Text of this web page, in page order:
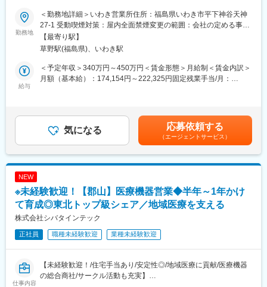
■同社の魅力：
・医薬品、医療機器、事務用品等をそれぞれ取り扱う専業商社が
多い中で、同社は薬以外の病院における「すべて」を提案する総
合力を強みとして、どのような形でお客様のお役に立てるのかを
大の目標としています。扱う商材も幅広く、お客様の課題やニー
ズに沿ったご提案が可能です。
変更の範囲：会社の定める業務
■業務概要：
東北地方にて医療用品の販売を行っている同社にて、医療機関の
医師・看護師などの方々に向けて、医療機器の提案・販売を行い
ます。
はじめはマスク、注射針、ガーゼなどの消耗品からスタートし、
将来的には新病院の立ち上げタイミングや大型の医療機器の導入
のタイミングでMRIなどの提案も行って頂きます。地域の医療に
医療現場向けのメディカル事業部、臨床検査部門向けのクリニカ
ル部門、開業医向けの営業部門のいずれかに配属可能性がありま
・入社時の導入研修に加え、3か月～最大1年程度は先輩に同行し
OJTで営業先、納品先、商材を覚えていただきます。その間は営
業目標がつかない育成期間となり、仕事を覚えることに集中でき
・メーカー営業の方と同行や勉強会等で製品について覚えていた
・医療福祉・科学機器の総合商社として扱う商材は多種にわたり
ますので、商品や使い方の知識を自発的に習得する必要がありま
勤務地
＜勤務地詳細＞いわき営業所住所：福島県いわき市平下神谷天神
27-1 受動喫煙対策：屋内全面禁煙変更の範囲：会社の定める事業
所【最寄り駅】
草野駅(福島県)、いわき駅
給与
＜予定年収＞340万円～450万円＜賃金形態＞月給制＜賃金内訳＞
月額（基本給）：174,154円～222,325円固定残業手当/月：
年収はあくまでも目安の金額であり、選考を通じて上下する可能
性があります。※固定残業金額は給与によって異なります。■昇
給：年1回■賞与：年2回（昨年実績：3カ月以上）賃金はあくまで
も目安の金額であり、選考を通じて上下する可能性があります。
月給(月額)は固定手当を含めた表記です。
気になる 応募依頼する
（エージェントサービス）
NEW
※未経験歓迎！【郡山】医療機器営業◆半年～1年かけ
て育成◎東北トップ級シェア／地域医療を支える
株式会社シバタインテック
正社員 職種未経験歓迎 業種未経験歓迎
仕事内容
【未経験歓迎！/住宅手当あり/安定性◎/地域医療に貢献/医療機器
の総合商社/サークル活動も充実】